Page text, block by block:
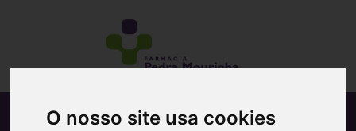
O nosso site usa cookies